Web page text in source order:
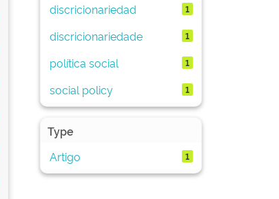
discricionariedad 1
discricionariedade 1
política social 1
social policy 1
Type
Artigo
1